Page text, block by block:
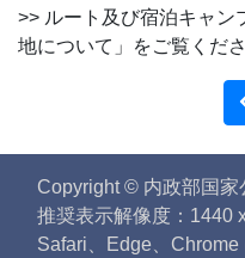
>> ルート及び宿泊キャン
地について」をご覧くださ
Copyright © 内政部国家
推奨表示解像度：1440
Safari、Edge、Chrome